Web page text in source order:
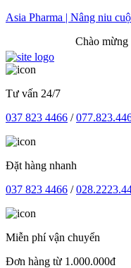
Skip
Asia Pharma | Nâng niu
Chào mừng
Tư vấn 24/7
037 823 4466 /
Đặt hàng nhanh
037 823 4466 /
Miễn phí vận chuyển
Đơn hàng từ 1.000.000đ